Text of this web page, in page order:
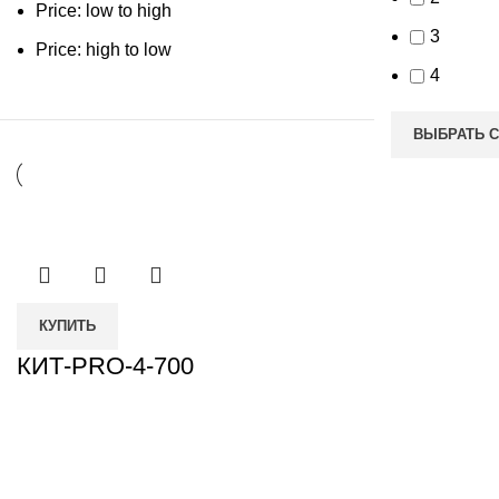
Price: low to high
Price: high to low
3
4
ВЫБРАТЬ
КУПИТЬ
КИТ-PRO-4-700